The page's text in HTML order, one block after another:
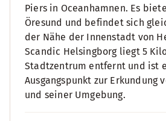
Piers in Oceanhamnen. Es
Öresund und befindet sich
der Nähe der Innenstadt von
Scandic Helsingborg liegt 5
Stadtzentrum entfernt und ist
Ausgangspunkt zur Erkundung
und seiner Umgebung.